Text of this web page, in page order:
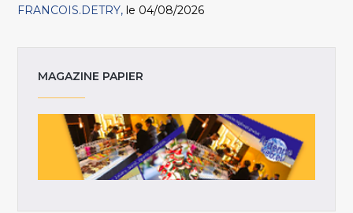
FRANCOIS.DETRY le 04/08/2026
MAGAZINE PAPIER